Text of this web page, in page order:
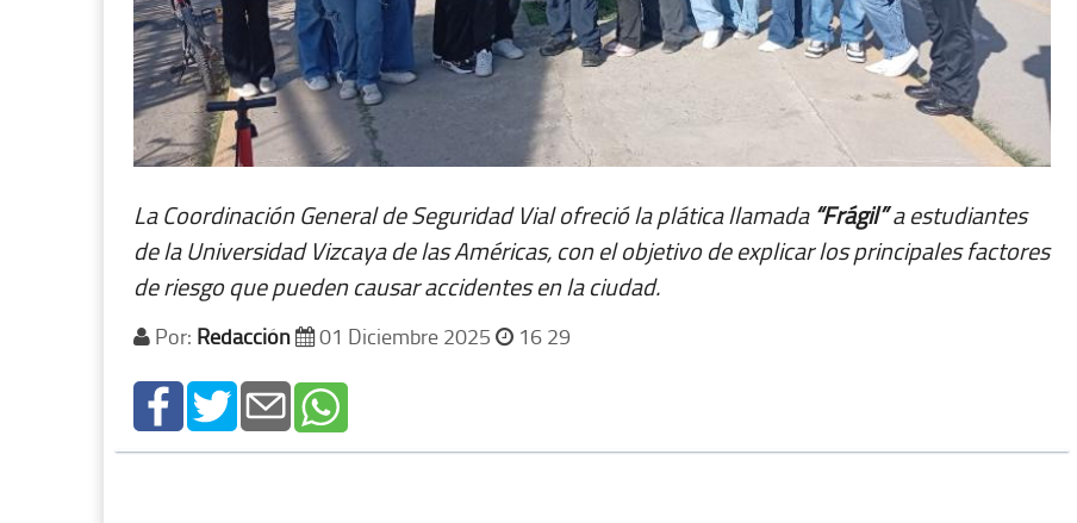
La Coordinación General de Seguridad Vial ofreció la plática llamada “Frágil”a estudiantes
de la Universidad Vizcaya de las Américas, con el objetivo de explicar los principales factores
de riesgo que pueden causar accidentes en la ciudad.
Por: Redacción 01 Diciembre 2025 16 29